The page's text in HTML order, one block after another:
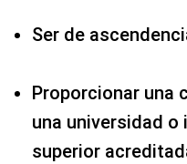
Ser de
Proporcionar una
una universidad
superior